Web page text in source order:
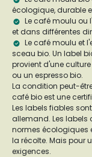
écologique, durable
Le café moulu ou
et dans différentes
Le café moulu et
sceau bio. Un label
provient d'une
ou un espresso bio.
La condition peut-
café bio est une
Les labels fiables
allemand. Les labels
normes écologiques
la récolte. Mais pour
exigences.